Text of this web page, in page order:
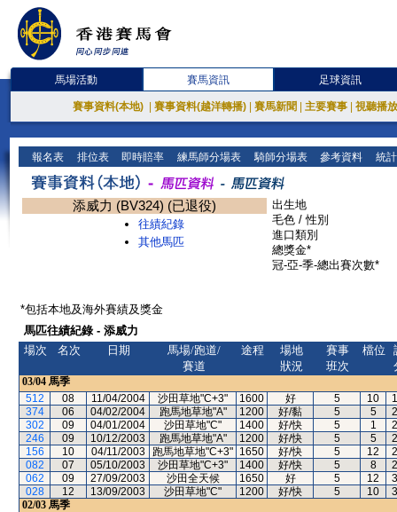
馬場活動 賽馬資訊 足球資訊
賽事資料(本地) 賽事資料(越洋轉播) 賽馬新聞 主要賽事 視聽播
報名表 排位表 即時賠率 練馬師分場表 騎師分場表 參考資料 統
添威力 (BV324) (已退役)
往績紀錄
其他馬匹
出生地
毛色 / 性別
進口類別
總獎金*
冠-亞-季-總出賽次數*
*包括本地及海外賽績及獎金
馬匹往績紀錄 - 添威力
場次
名次 日期
馬場/跑道/
賽道
途程
場地
狀況
賽事
班次
檔位
03/04 馬季
512
08 11/04/2004 沙田草地"C+3" 1600 好 5 10
374
06 04/02/2004 跑馬地草地"A" 1200 好/黏 5 5
302
09 04/01/2004 沙田草地"C" 1400 好/快 5 1
246
09 10/12/2003 跑馬地草地"A" 1200 好/快 5 5
156
10 04/11/2003 跑馬地草地"C+3" 1650 好/快 5 12
082
07 05/10/2003 沙田草地"C+3" 1400 好/快 5 8
062
09 27/09/2003 沙田全天候 1650 好 5 12
028
12 13/09/2003 沙田草地"C" 1200 好/快 5 10
02/03 馬季